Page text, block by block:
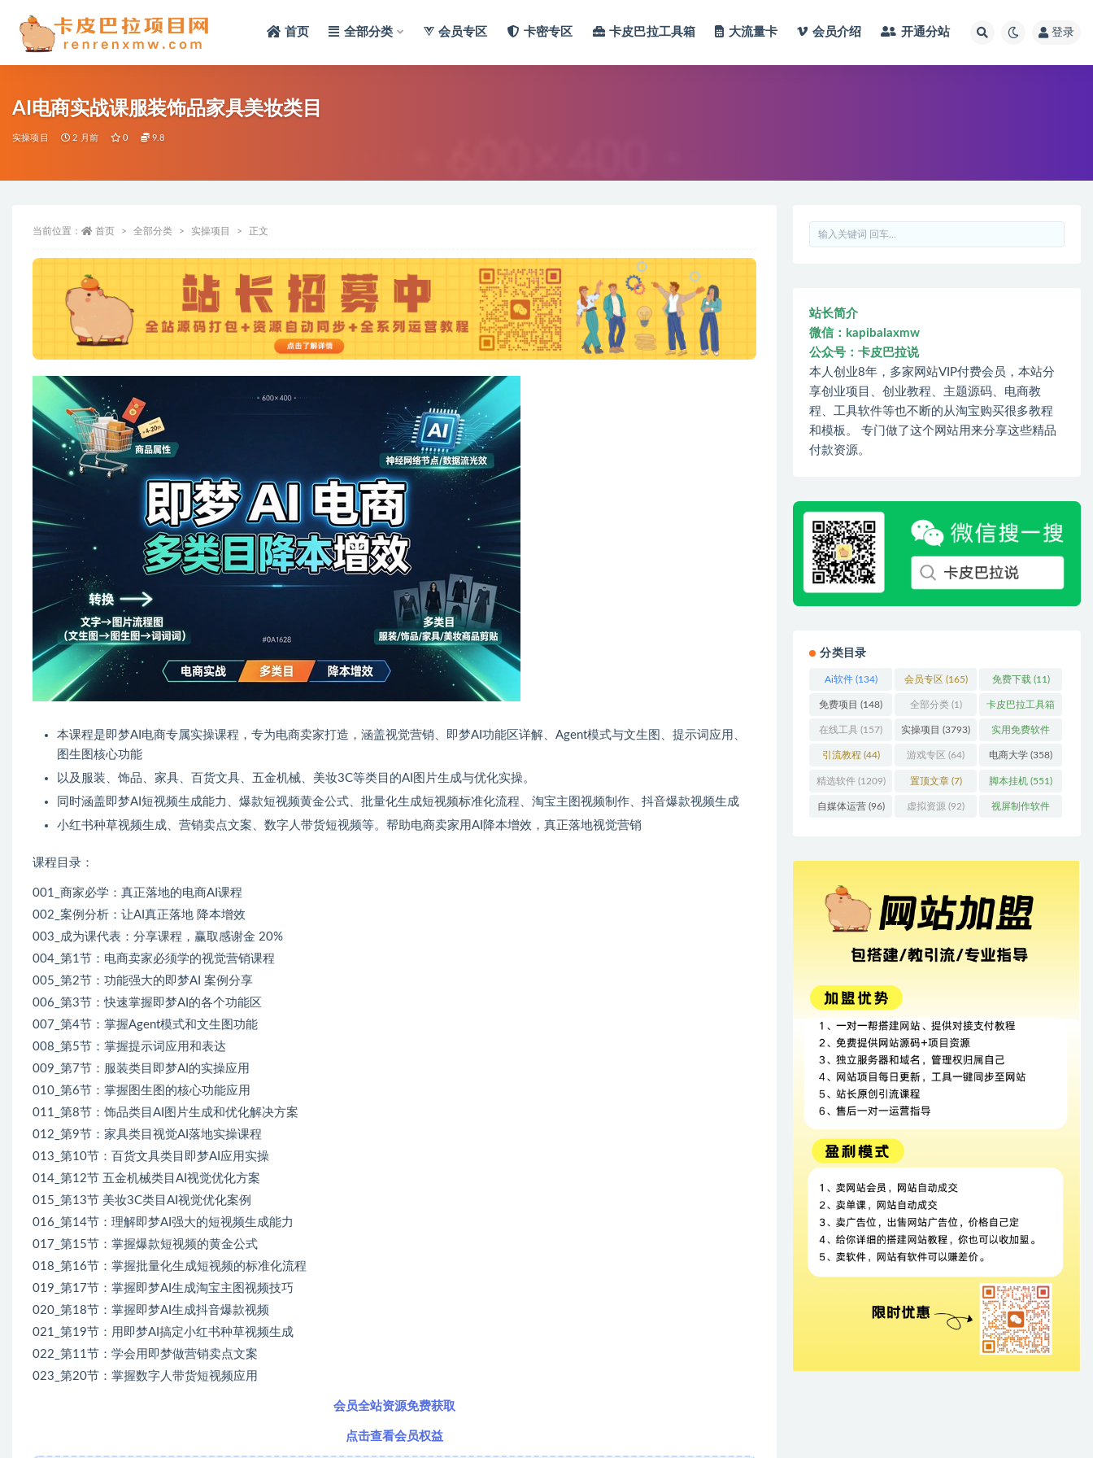
首页 全部分类 会员专区 卡密专区 卡皮巴拉工具箱 大流量卡 会员介绍 开通分站 登录
AI电商实战课服装饰品家具美妆类目
实操项目 2 月前 0 9.8
当前位置： 首页 全部分类 实操项目 正文
本课程是即梦AI电商专属实操课程，专为电商卖家打造，涵盖视觉营销、即梦AI功能区详解、Agent模式与文生图、提示词应用、
图生图核心功能
以及服装、饰品、家具、百货文具、五金机械、美妆3C等类目的AI图片生成与优化实操。
同时涵盖即梦AI短视频生成能力、爆款短视频黄金公式、批量化生成短视频标准化流程、淘宝主图视频制作、抖音爆款视频生成
小红书种草视频生成、营销卖点文案、数字人带货短视频等。帮助电商卖家用AI降本增效，真正落地视觉营销
课程目录：
001_商家必学：真正落地的电商AI课程
002_案例分析：让AI真正落地 降本增效
003_成为课代表：分享课程，赢取感谢金 20%
004_第1节：电商卖家必须学的视觉营销课程
005_第2节：功能强大的即梦AI 案例分享
006_第3节：快速掌握即梦AI的各个功能区
007_第4节：掌握Agent模式和文生图功能
008_第5节：掌握提示词应用和表达
009_第7节：服装类目即梦AI的实操应用
010_第6节：掌握图生图的核心功能应用
011_第8节：饰品类目AI图片生成和优化解决方案
012_第9节：家具类目视觉AI落地实操课程
013_第10节：百货文具类目即梦AI应用实操
014_第12节 五金机械类目AI视觉优化方案
015_第13节 美妆3C类目AI视觉优化案例
016_第14节：理解即梦AI强大的短视频生成能力
017_第15节：掌握爆款短视频的黄金公式
018_第16节：掌握批量化生成短视频的标准化流程
019_第17节：掌握即梦AI生成淘宝主图视频技巧
020_第18节：掌握即梦AI生成抖音爆款视频
021_第19节：用即梦AI搞定小红书种草视频生成
022_第11节：学会用即梦做营销卖点文案
023_第20节：掌握数字人带货短视频应用
会员全站资源免费获取
点击查看会员权益
站长简介
微信：kapibalaxmw
公众号：卡皮巴拉说
本人创业8年，多家网站VIP付费会员，本站分
享创业项目、创业教程、主题源码、电商教
程、工具软件等也不断的从淘宝购买很多教程
和模板。 专门做了这个网站用来分享这些精品
付款资源。
分类目录
Ai软件(134) 会员专区 (165) 免费下载 (11)
免费项目 (148) 全部分类(1) 卡皮巴拉工具箱
(3)
在线工具 (157) 实操项目 (3793) 实用免费软件
(415)
引流教程 (44) 游戏专区 (64) 电商大学 (358)
精选软件(1209) 置顶文章(7) 脚本挂机 (551)
自媒体运营(96) 虚拟资源 (92) 视屏制作软件